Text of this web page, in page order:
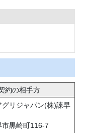
約の相手方
グリジャパン(株)諫早
市黒崎町116-7